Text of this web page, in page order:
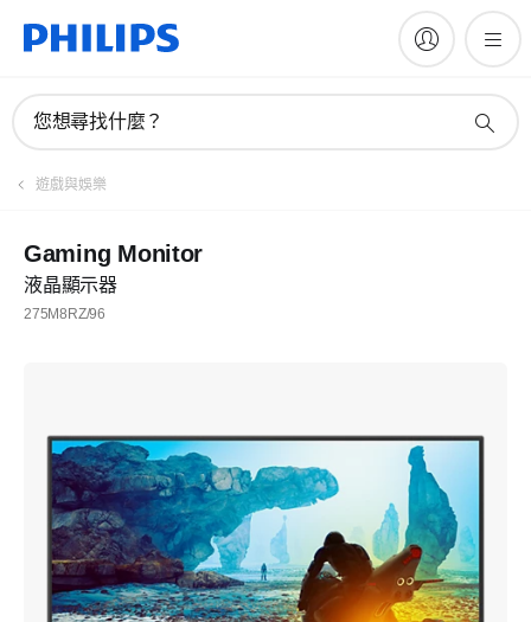
您想尋找什麼？
遊戲與娛樂
Gaming Monitor
液晶顯示器
275M8RZ/96